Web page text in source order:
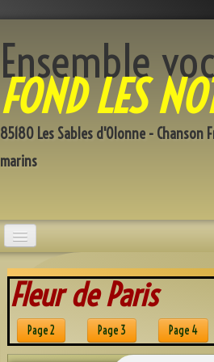
Ensemble
FOND LES
85180 Les Sables d'Olonne - Chanson
marins
Accueil
Qui sommes-nous
Répertoire
Fleur de
Page 2 Page 3 Page 4